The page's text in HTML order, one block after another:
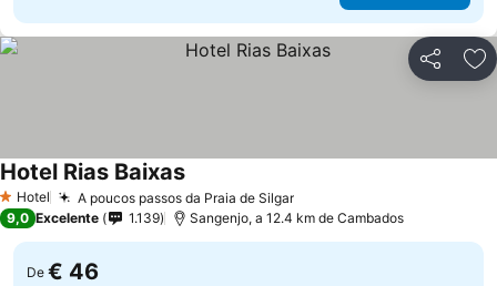
Partilhar
1 Estrelas
Hotel A poucos passos da Praia de Silgar
Hotel Rias Baixas
9,0 Excelente 1.139 Sangenjo, a 12.4 km de Cambados
De € 46